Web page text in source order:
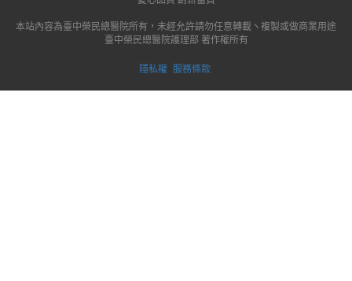
本站內容為臺中榮民總醫院所有，未經允許請勿任意轉載ヽ複製或做商業用途
臺中榮民總醫院護理部 著作權所有
隱私權 服務條款